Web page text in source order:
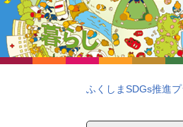
ふくしまSDGs推進